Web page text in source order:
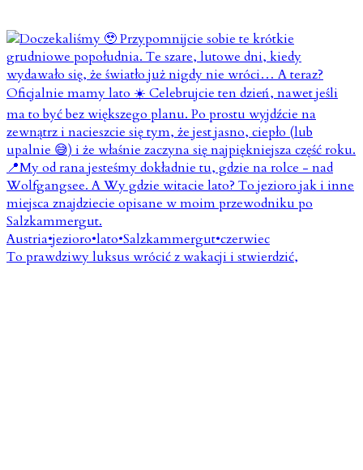
To prawdziwy luksus wrócić z wakacji i stwierdzić,